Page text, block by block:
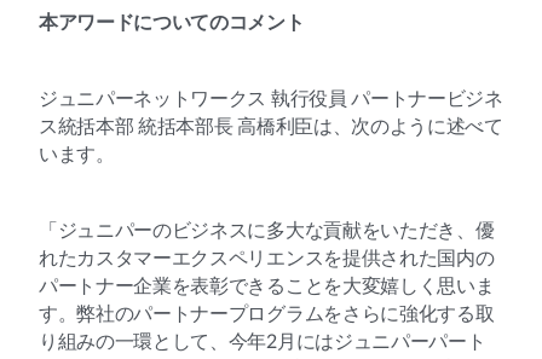
本アワードについてのコメント
ジュニパーネットワークス 執行役員 パートナービジネ
ス統括本部 統括本部長 高橋利臣は、次のように述べて
います。
「ジュニパーのビジネスに多大な貢献をいただき、優
れたカスタマーエクスペリエンスを提供された国内の
パートナー企業を表彰できることを大変嬉しく思いま
す。弊社のパートナープログラムをさらに強化する取
り組みの一環として、今年2月にはジュニパーパート